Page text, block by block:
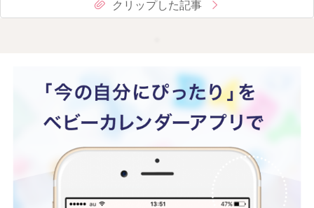
クリップした記事